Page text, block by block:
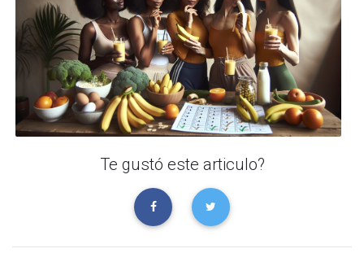
Te gustó este articulo?